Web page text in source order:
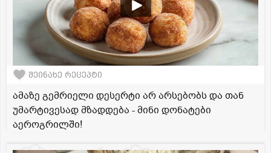
შეინახე რეცეპტი
ამაზე გემრიელი დესერტი არ არსებობს და თან
უმარტივესად მზადდება - მინი დონატები
აეროგრილში!